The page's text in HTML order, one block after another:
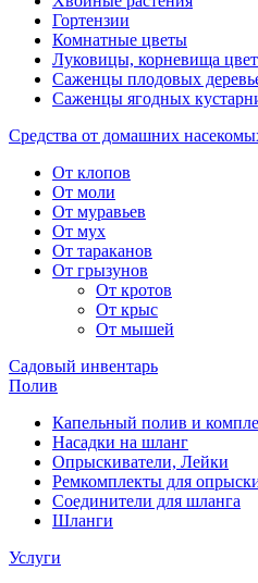
Гортензии
Комнатные цветы
Луковицы, корневища
Саженцы плодовых
Саженцы ягодных
Средства от домашних
От клопов
От моли
От муравьев
От мух
От тараканов
От грызунов
От кротов
От крыс
От мышей
Садовый инвентарь
Полив
Капельный полив и
Насадки на шланг
Опрыскиватели, Лейки
Ремкомплекты для
Соединители для шланга
Шланги
Услуги